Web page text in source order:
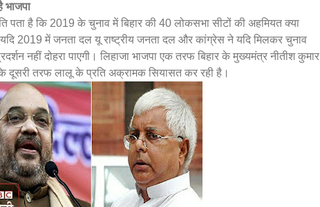
भाजपा
पता है कि 2019 के चुनाव में बिहार की 40 लोकसभा सीटों की अहमियत क्या
2019 में जनता दल यू राष्ट्रीय जनता दल और कांग्रेस ने यदि मिलकर चुनाव
नहीं दोहरा पाएगी। लिहाजा भाजपा एक तरफ बिहार के मुख्यमंत्र नीतीश कुमार
दूसरी तरफ लालू के प्रति अक्रामक सियासत कर रही है।